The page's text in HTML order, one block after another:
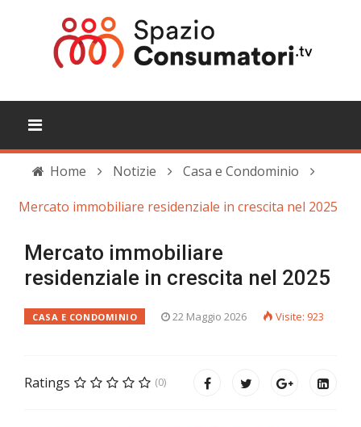
Home Notizie
Casa e Condominio
Mercato immobiliare residenziale in crescita nel 2025
Mercato immobiliare
residenziale in crescita nel 2025
CASA E CONDOMINIO 22 Maggio 2026 Visite: 923
Ratings (0)